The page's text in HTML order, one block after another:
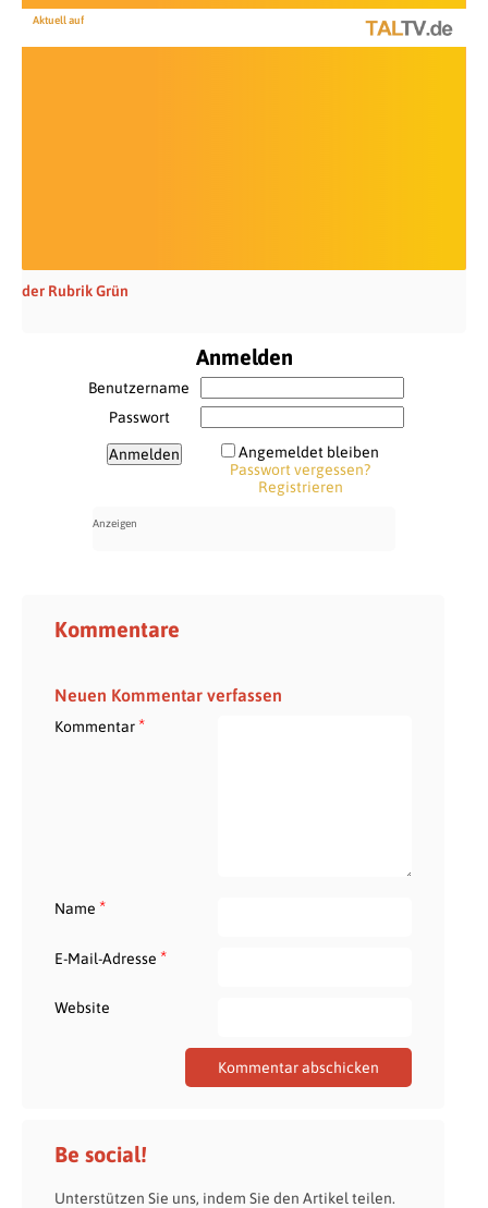
Aktuell auf
der Rubrik Grün
Anmelden
Benutzername
Passwort
Angemeldet bleiben
Passwort vergessen?
Registrieren
Kommentare
Neuen Kommentar verfassen
Kommentar*
Name *
E-Mail-Adresse *
Website
Be social!
Unterstützen Sie uns, indem Sie den Artikel teilen.